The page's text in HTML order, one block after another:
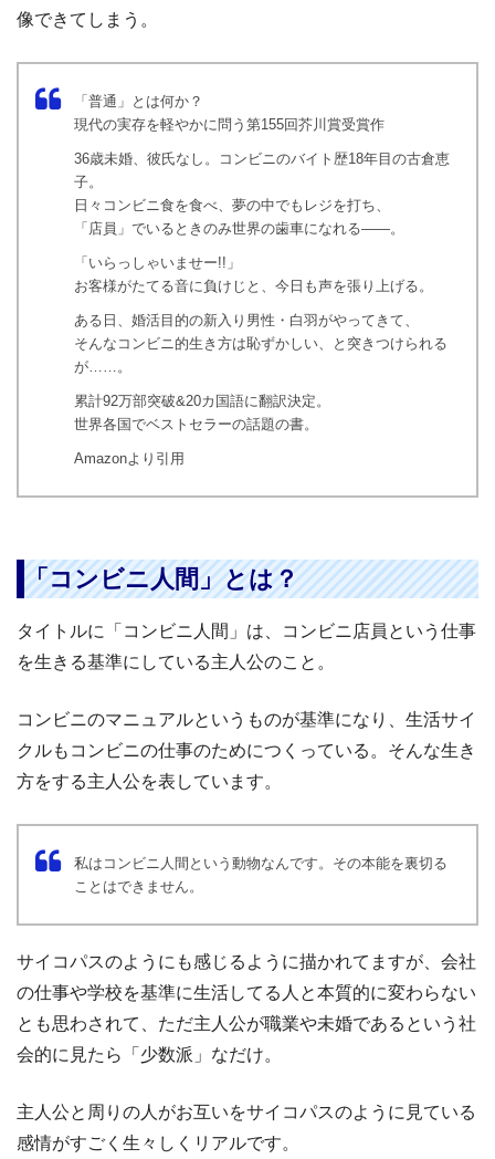
像できてしまう。
「普通」とは何か？
現代の実存を軽やかに問う第155回芥川賞受賞作
36歳未婚、彼氏なし。コンビニのバイト歴18年目の古倉恵
子。
日々コンビニ食を食べ、夢の中でもレジを打ち、
「店員」でいるときのみ世界の歯車になれる――。
「いらっしゃいませー!!」
お客様がたてる音に負けじと、今日も声を張り上げる。
ある日、婚活目的の新入り男性・白羽がやってきて、
そんなコンビニ的生き方は恥ずかしい、と突きつけられる
が……。
累計92万部突破&20カ国語に翻訳決定。
世界各国でベストセラーの話題の書。
Amazonより引用
「コンビニ人間」とは？
タイトルに「コンビニ人間」は、コンビニ店員という仕事
を生きる基準にしている主人公のこと。
コンビニのマニュアルというものが基準になり、生活サイ
クルもコンビニの仕事のためにつくっている。そんな生き
方をする主人公を表しています。
私はコンビニ人間という動物なんです。その本能を裏切る
ことはできません。
サイコパスのようにも感じるように描かれてますが、会社
の仕事や学校を基準に生活してる人と本質的に変わらない
とも思わされて、ただ主人公が職業や未婚であるという社
会的に見たら「少数派」なだけ。
主人公と周りの人がお互いをサイコパスのように見ている
感情がすごく生々しくリアルです。